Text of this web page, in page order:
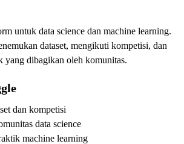
untuk data science dan machine learning.
dataset, mengikuti kompetisi, dan
yang dibagikan oleh komunitas.
dan kompetisi
data science
machine learning